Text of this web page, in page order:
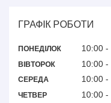
ГРАФІК РОБОТИ
ПОНЕДІЛОК 10:00
ВІВТОРОК 10:00
СЕРЕДА 10:00
ЧЕТВЕР 10:00